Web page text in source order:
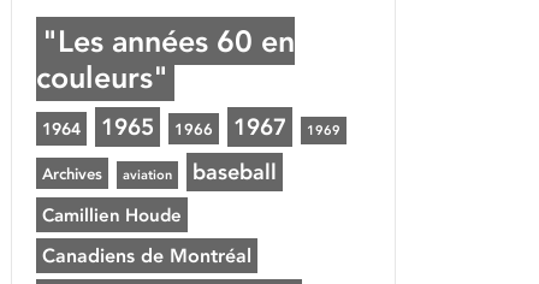
"Les années 60 en
couleurs"
1964 1965 1966 1967 1969
Archives aviation baseball
Camillien Houde
Canadiens de Montréal